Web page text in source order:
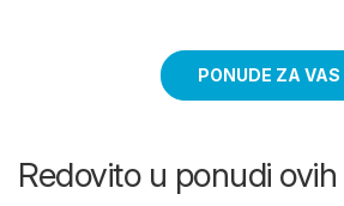
PONUDE ZA VAS
Redovito u ponudi